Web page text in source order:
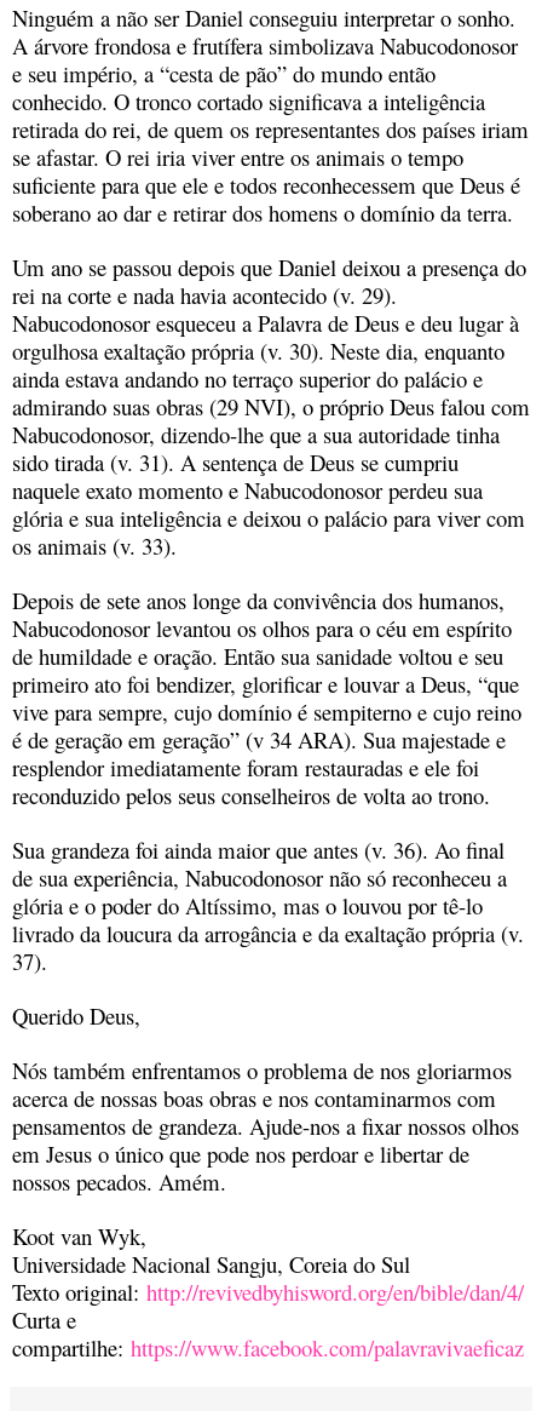
Ninguém a não ser Daniel conseguiu interpretar o sonho.
A árvore frondosa e frutífera simbolizava Nabucodonosor
e seu império, a “cesta de pão” do mundo então
conhecido. O tronco cortado significava a inteligência
retirada do rei, de quem os representantes dos países iriam
se afastar. O rei iria viver entre os animais o tempo
suficiente para que ele e todos reconhecessem que Deus é
soberano ao dar e retirar dos homens o domínio da terra.
Um ano se passou depois que Daniel deixou a presença do
rei na corte e nada havia acontecido (v. 29).
Nabucodonosor esqueceu a Palavra de Deus e deu lugar à
orgulhosa exaltação própria (v. 30). Neste dia, enquanto
ainda estava andando no terraço superior do palácio e
admirando suas obras (29 NVI), o próprio Deus falou com
Nabucodonosor, dizendo-lhe que a sua autoridade tinha
sido tirada (v. 31). A sentença de Deus se cumpriu
naquele exato momento e Nabucodonosor perdeu sua
glória e sua inteligência e deixou o palácio para viver com
os animais (v. 33).
Depois de sete anos longe da convivência dos humanos,
Nabucodonosor levantou os olhos para o céu em espírito
de humildade e oração. Então sua sanidade voltou e seu
primeiro ato foi bendizer, glorificar e louvar a Deus, “que
vive para sempre, cujo domínio é sempiterno e cujo reino
é de geração em geração” (v 34 ARA). Sua majestade e
resplendor imediatamente foram restauradas e ele foi
reconduzido pelos seus conselheiros de volta ao trono.
Sua grandeza foi ainda maior que antes (v. 36). Ao final
de sua experiência, Nabucodonosor não só reconheceu a
glória e o poder do Altíssimo, mas o louvou por tê-lo
livrado da loucura da arrogância e da exaltação própria (v.
37).
Querido Deus,
Nós também enfrentamos o problema de nos gloriarmos
acerca de nossas boas obras e nos contaminarmos com
pensamentos de grandeza. Ajude-nos a fixar nossos olhos
em Jesus o único que pode nos perdoar e libertar de
nossos pecados. Amém.
Koot van Wyk,
Universidade Nacional Sangju, Coreia do Sul
Texto original: http://revivedbyhisword.org/en/bible/dan/4/
Curta e
compartilhe: https://www.facebook.com/palavravivaeficaz